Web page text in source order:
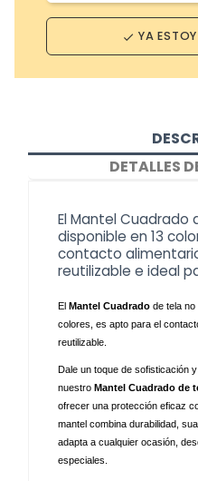
done YA
DETALLES
El Mantel Cuadrado
disponible en 13
contacto
reutilizable e ideal
El Mantel Cuadrado de tela no
colores, es apto para el
reutilizable.
Dale un toque de sofisticación
nuestro Mantel Cuadrado de
ofrecer una protección eficaz
mantel combina durabilidad,
adapta a cualquier ocasión,
especiales.